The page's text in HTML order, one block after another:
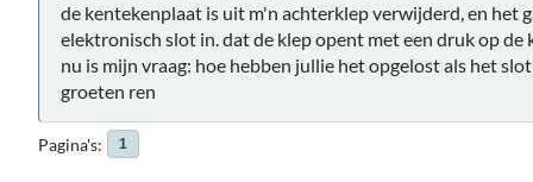
de kentekenplaat is uit m'n achterklep verwijderd, en het
elektronisch slot in. dat de klep opent met een druk op de
nu is mijn vraag: hoe hebben jullie het opgelost als het
groeten ren
Pagina's 1